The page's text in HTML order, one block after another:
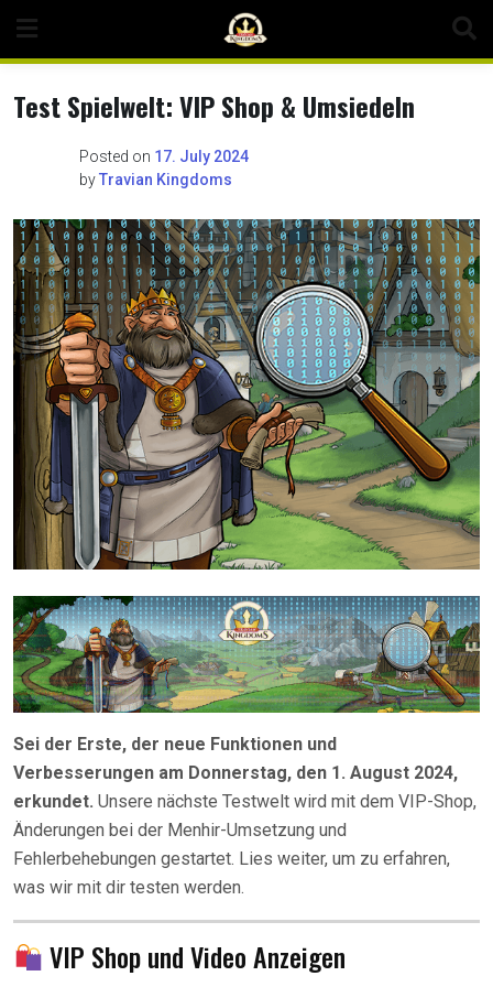
content
Test Spielwelt: VIP Shop & Umsiedeln
Posted on 17. July 2024
byTravian Kingdoms
Sei der Erste, der neue Funktionen und
Verbesserungen am Donnerstag, den 1. August 2024,
erkundet. Unsere nächste Testwelt wird mit dem VIP-Shop,
Änderungen bei der Menhir-Umsetzung und
Fehlerbehebungen gestartet. Lies weiter, um zu erfahren,
was wir mit dir testen werden.
VIP Shop und Video Anzeigen